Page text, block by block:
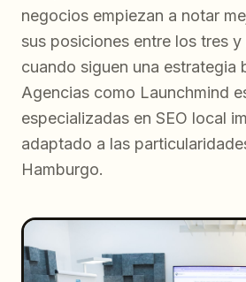
negocios empiezan a notar
sus posiciones entre los tres y
cuando siguen una estrategia
Agencias como Launchmind
especializadas en SEO local
adaptado a las
Hamburgo.